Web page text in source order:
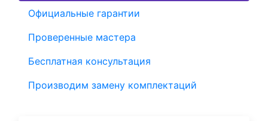
Официальные гарантии
Проверенные мастера
Бесплатная консультация
Производим замену комплектаций